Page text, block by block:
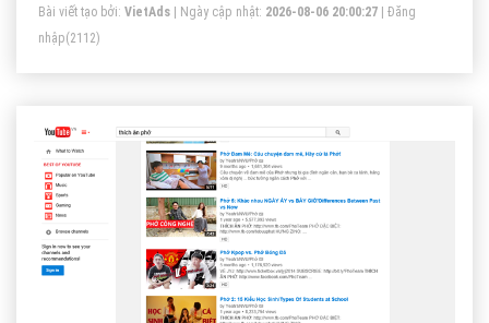
Bài viết tạo bởi: VietAds | Ngày cập nhật: 2026-08-06 20:00:27
Đăng
nhập(2112)